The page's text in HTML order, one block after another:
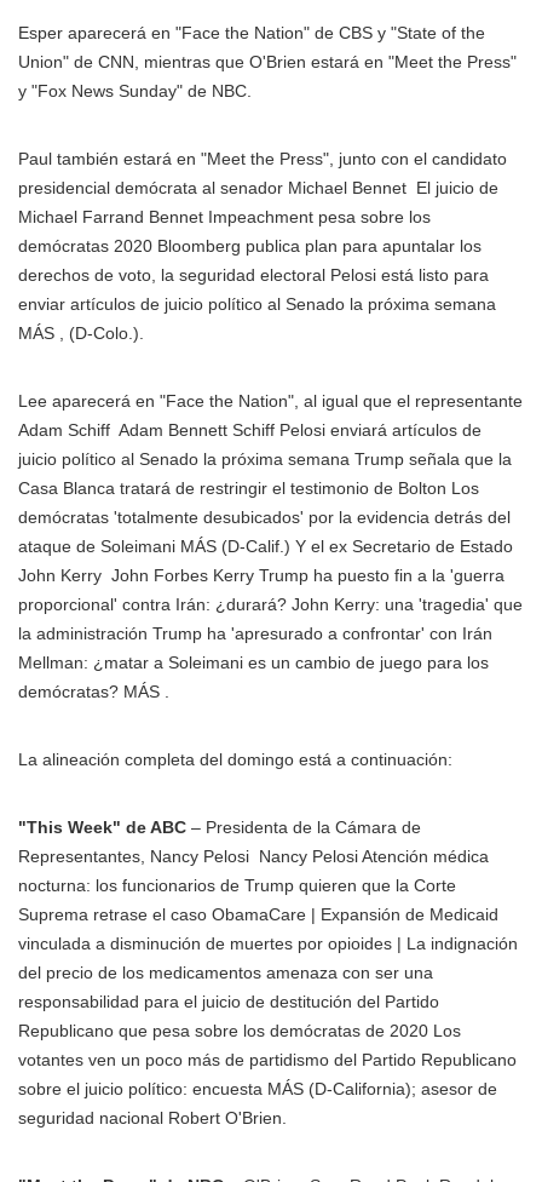
Esper aparecerá en "Face the Nation" de CBS y "State of the
Union" de CNN, mientras que O'Brien estará en "Meet the Press"
y "Fox News Sunday" de NBC.
Paul también estará en "Meet the Press", junto con el candidato
presidencial demócrata al senador Michael Bennet El juicio de
Michael Farrand Bennet Impeachment pesa sobre los
demócratas 2020 Bloomberg publica plan para apuntalar los
derechos de voto, la seguridad electoral Pelosi está listo para
enviar artículos de juicio político al Senado la próxima semana
MÁS
, (D-Colo.).
Lee aparecerá en "Face the Nation", al igual que el representante
Adam Schiff Adam Bennett Schiff Pelosi enviará artículos de
juicio político al Senado la próxima semana Trump señala que la
Casa Blanca tratará de restringir el testimonio de Bolton Los
demócratas 'totalmente desubicados' por la evidencia detrás del
ataque de Soleimani MÁS (D-Calif.) Y el ex Secretario de Estado
John Kerry John Forbes Kerry Trump ha puesto fin a la 'guerra
proporcional' contra Irán: ¿durará? John Kerry: una 'tragedia' que
la administración Trump ha 'apresurado a confrontar' con Irán
Mellman: ¿matar a Soleimani es un cambio de juego para los
demócratas? MÁS
La alineación completa del domingo está a continuación:
"This Week" de ABC – Presidenta de la Cámara de
Representantes, Nancy Pelosi Nancy Pelosi Atención médica
nocturna: los funcionarios de Trump quieren que la Corte
Suprema retrase el caso ObamaCare | Expansión de Medicaid
vinculada a disminución de muertes por opioides | La indignación
del precio de los medicamentos amenaza con ser una
responsabilidad para el juicio de destitución del Partido
Republicano que pesa sobre los demócratas de 2020 Los
votantes ven un poco más de partidismo del Partido Republicano
sobre el juicio político: encuesta MÁS (D-California); asesor de
seguridad nacional Robert O'Brien.